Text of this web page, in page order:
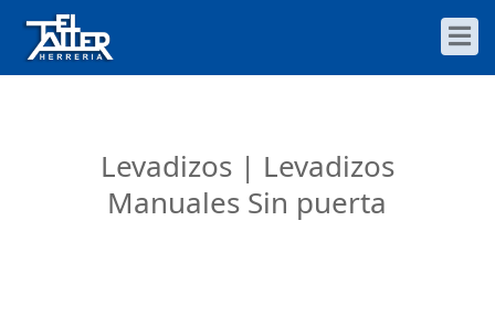
Levadizos| Levadizos
Manuales Sin puerta